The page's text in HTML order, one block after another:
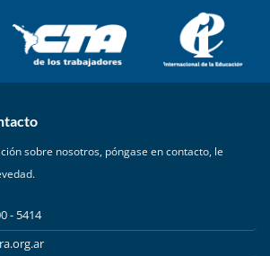
sobre nosotros, póngase en contacto, le
- 5414